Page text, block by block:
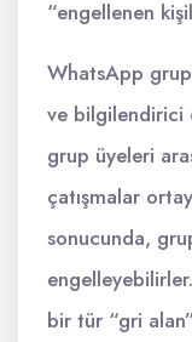
“engellenen
WhatsApp
ve bilgilendirici
grup üyeleri
çatışmalar
sonucunda,
bir tür “gri